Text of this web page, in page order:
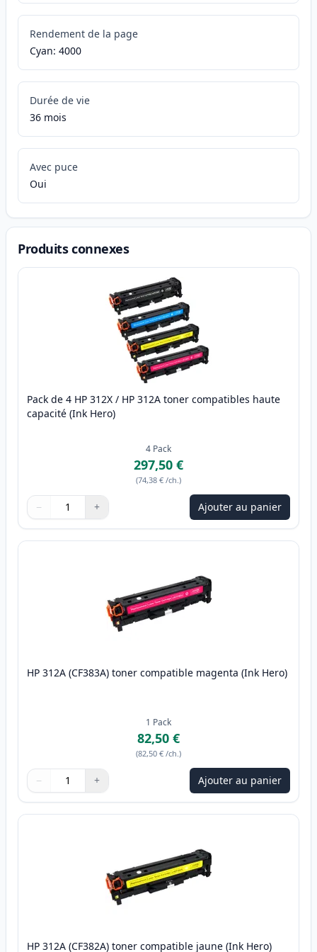
Rendement de la page
Cyan: 4000
Durée de vie
36 mois
Avec puce
Oui
Produits connexes
Pack de 4 HP 312X / HP 312A toner compatibles haute
capacité (Ink Hero)
4 Pack
297,50 €
(74,38 € /ch.)
Quantité
Utilisez les boutons pour ajuster
− +
Quantité Ajouter au panier
HP 312A (CF383A) toner compatible magenta (Ink Hero)
1 Pack
82,50 €
(82,50 € /ch.)
Quantité
Utilisez les boutons pour ajuster
− +
Quantité Ajouter au panier
HP 312A (CF382A) toner compatible jaune (Ink Hero)